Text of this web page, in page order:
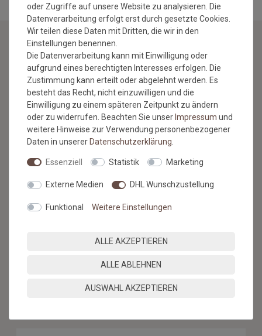
NEWSLETTER
Jetzt anmelden: Profitieren Sie von aktuellen Angeboten
und erfahren Sie von den neuesten Produkten als
erstes.*
VORNAME NACHNAME
E-MAIL **
Newsletter
habe. Meine Einwilligung kann ich jederzeit widerrufen.**
einverstanden, dass wir Ihnen regelmäßig Informationen zu unserem
oder Zugriffe auf unsere Website zu analysieren. Die
Datenverarbeitung erfolgt erst durch gesetzte Cookies.
Wir teilen diese Daten mit Dritten, die wir in den
Einstellungen benennen.
Die Datenverarbeitung kann mit Einwilligung oder
aufgrund eines berechtigten Interesses erfolgen. Die
Zustimmung kann erteilt oder abgelehnt werden. Es
besteht das Recht, nicht einzuwilligen und die
Einwilligung zu einem späteren Zeitpunkt zu ändern
oder zu widerrufen. Beachten Sie unserImpressum und
weitere Hinweise zur Verwendung personenbezogener
Daten in unsererDaten­schutz­erklärung
Essenziell Statistik Marketing
Externe Medien DHL Wunschzustellung
Funktional Weitere Einstellungen
ALLE AKZEPTIEREN
ALLE ABLEHNEN
AUSWAHL AKZEPTIEREN